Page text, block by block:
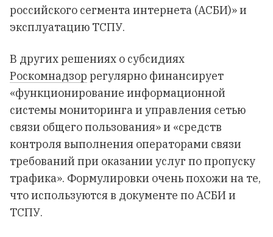
российского сегмента интернета (АСБИ)» и
эксплуатацию ТСПУ.
В других решениях о субсидиях
Роскомнадзор регулярно финансирует
«функционирование информационной
системы мониторинга и управления сетью
связи общего пользования» и «средств
контроля выполнения операторами связи
требований при оказании услуг по пропуску
трафика». Формулировки очень похожи на те,
что используются в документе по АСБИ и
ТСПУ.